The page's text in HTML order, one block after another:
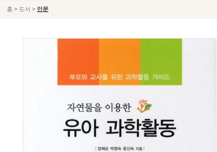
홈 > 도서 > 인문